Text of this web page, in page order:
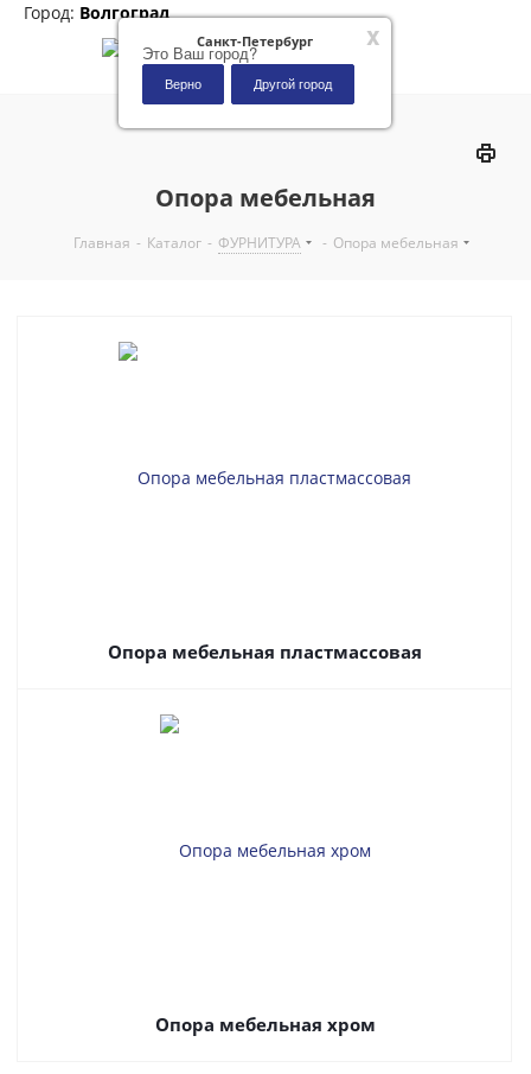
x
Санкт-Петербург
Это Ваш город?
Верно Другой город
Город: Волгоград
Опора мебельная
Главная - Каталог - ФУРНИТУРА - Опора мебельная
Опора мебельная пластмассовая
Опора мебельная хром